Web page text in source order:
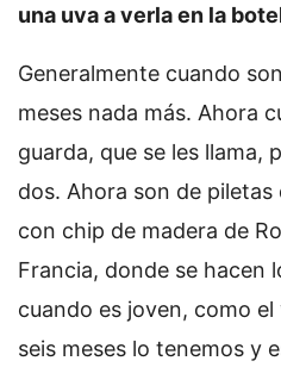
una uva a verla en la
Generalmente cuando
meses nada más. Ahora
guarda, que se les llama,
dos. Ahora son de
con chip de madera de
Francia, donde se hacen
cuando es joven, como
seis meses lo tenemos y